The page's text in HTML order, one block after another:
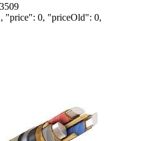
0, "priceOld": 0,